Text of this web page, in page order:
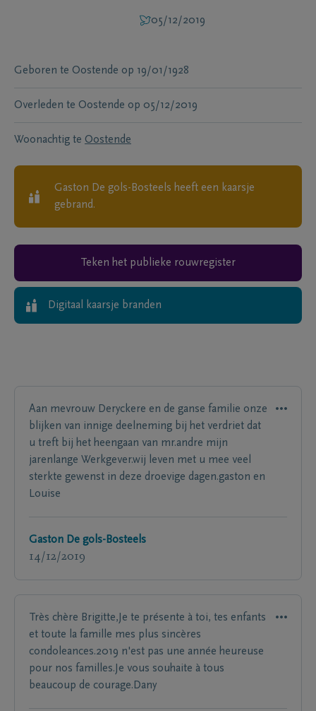
05/12/2019
Geboren te Oostende op 19/01/1928
Overleden te Oostende op 05/12/2019
Woonachtig te Oostende
Gaston De gols-Bosteels heeft een kaarsje
gebrand.
Teken het publieke rouwregister
Digitaal kaarsje branden
Aan mevrouw Deryckere en de ganse familie onze
blijken van innige deelneming bij het verdriet dat
u treft bij het heengaan van mr.andre mijn
jarenlange Werkgever.wij leven met u mee veel
sterkte gewenst in deze droevige dagen.gaston en
Louise
Gaston De gols-Bosteels
14/12/2019
Très chère Brigitte,Je te présente à toi, tes enfants
et toute la famille mes plus sincères
condoleances.2019 n'est pas une année heureuse
pour nos familles.Je vous souhaite à tous
beaucoup de courage.Dany